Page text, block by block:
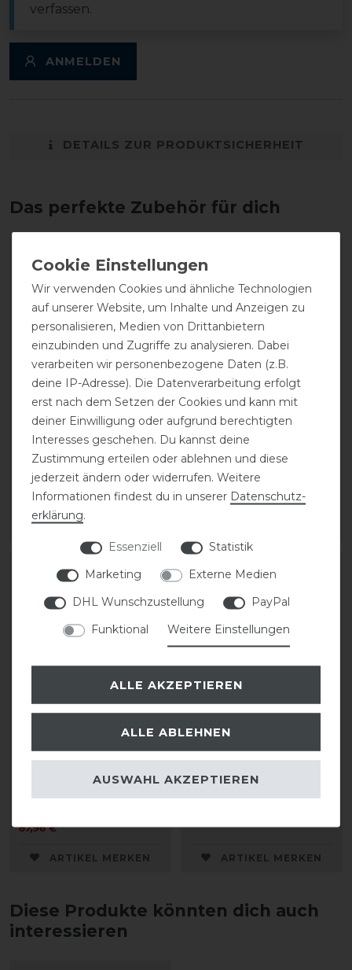
verfassen.
ANMELDEN
DETAILS ZUR PRODUKTSICHERHEIT
Das perfekte Zubehör für dich
Kingsland Classic
Turniershirt kurzarm
54,95 € *
ARTIKEL MERKEN
Kingsland Klkemmie
Reitleggings F-TEC2
79,95 € *
-20%
Pikeur Braddy Grip
87,96 € *
ARTIKEL MERKEN
Kingsland Klkemmie
ARTIKEL MERKEN
Diese Produkte könnten dich auch
interessieren
Wir verwenden Cookies und ähnliche Technologien
auf unserer Website, um Inhalte und Anzeigen zu
personalisieren, Medien von Drittanbietern
einzubinden und Zugriffe zu analysieren. Dabei
verarbeiten wir personenbezogene Daten (z.B.
deine IP-Adresse). Die Datenverarbeitung erfolgt
erst nach dem Setzen der Cookies und kann mit
deiner Einwilligung oder aufgrund berechtigten
Interesses geschehen. Du kannst deine
Zustimmung erteilen oder ablehnen und diese
jederzeit ändern oder widerrufen. Weitere
Informationen findest du in unserer Daten­schutz­
erklärung.
Essenziell
Statistik
Marketing
Externe Medien
DHL Wunschzustellung
PayPal
Funktional
Weitere Einstellungen
ALLE AKZEPTIEREN
ALLE ABLEHNEN
AUSWAHL AKZEPTIEREN